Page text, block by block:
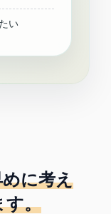
い
に考え
す。